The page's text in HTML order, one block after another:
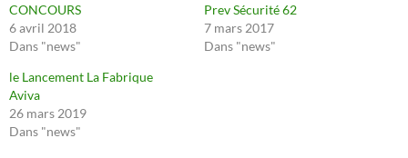
CONCOURS
6 avril 2018
Dans "news"
Prev Sécurité 62
7 mars 2017
Dans "news"
le Lancement La Fabrique
Aviva
26 mars 2019
Dans "news"